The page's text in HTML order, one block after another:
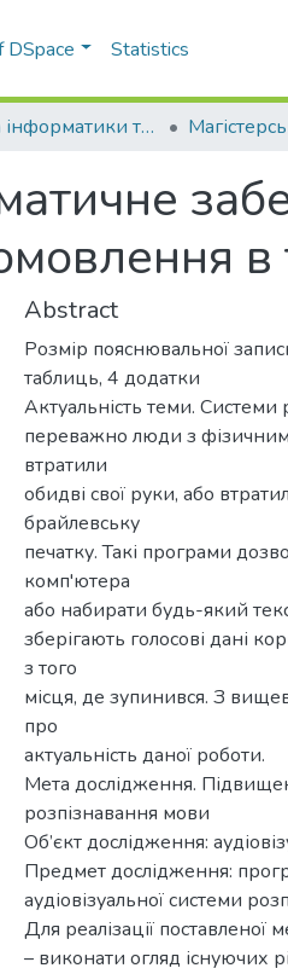
DSpace Statistics
Кафедра інформатики та програмної інженерії (ІПІ)
Abstract
Розмір пояснювальної
таблиць, 4 додатки
Актуальність теми.
переважно люди з
втратили
обидві свої руки, або
брайлевську
печатку. Такі програми
комп'ютера
або набирати будь-який
зберігають голосові дані
з того
місця, де зупинився. З
про
актуальність даної роботи.
Мета дослідження.
розпізнавання мови
Об’єкт дослідження:
Предмет дослідження:
аудіовізуальної системи
Для реалізації поставленої
– виконати огляд існуючих